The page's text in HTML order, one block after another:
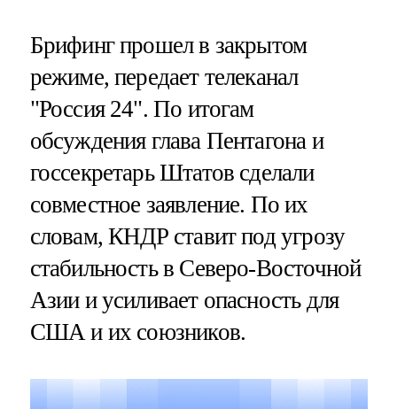
Брифинг прошел в закрытом
режиме, передает телеканал
"Россия 24". По итогам
обсуждения глава Пентагона и
госсекретарь Штатов сделали
совместное заявление. По их
словам, КНДР ставит под угрозу
стабильность в Северо-Восточной
Азии и усиливает опасность для
США и их союзников.